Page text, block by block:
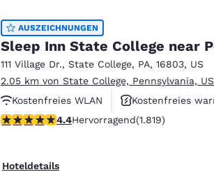
AUSZEICHNUNGEN
Sleep Inn State College near
111 Village Dr., State College, PA, 16803, US
2.05 km von State College, Pennsylvania,
Kostenfreies WLAN
Kostenfreies
Rauchfrei
4.39-Sterne-Bewertung. Hervorragend. 1819
4.4Hervorragend(1.819)
Hoteldetails